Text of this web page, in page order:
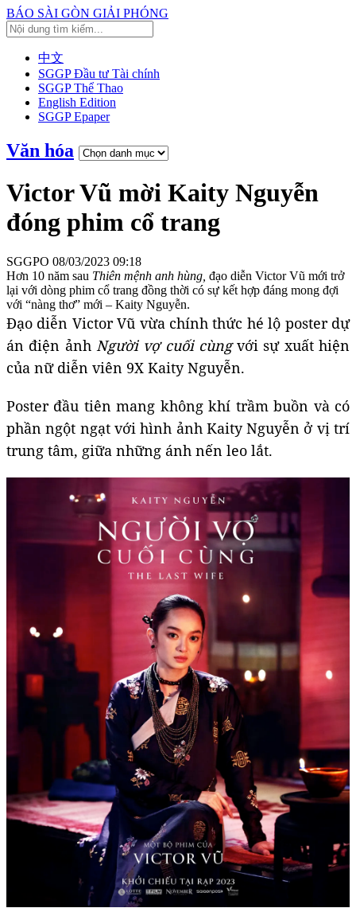
BÁO SÀI GÒN GIẢI PHÓNG
中文
SGGP Đầu tư Tài chính
SGGP Thể Thao
English Edition
SGGP Epaper
Văn hóa
Victor Vũ mời Kaity Nguyễn
đóng phim cổ trang
SGGPO 08/03/2023 09:18
Hơn 10 năm sau Thiên mệnh anh hùng, đạo diễn Victor Vũ mới trở
lại với dòng phim cổ trang đồng thời có sự kết hợp đáng mong đợi
với “nàng thơ” mới – Kaity Nguyễn.
Đạo diễn Victor Vũ vừa chính thức hé lộ poster dự
án điện ảnh Người vợ cuối cùngvới sự xuất hiện
của nữ diễn viên 9X Kaity Nguyễn.
Poster đầu tiên mang không khí trầm buồn và có
phần ngột ngạt với hình ảnh Kaity Nguyễn ở vị trí
trung tâm, giữa những ánh nến leo lắt.